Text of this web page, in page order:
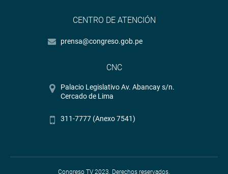
CENTRO DE ATENCIÓN
prensa@congreso.gob.pe
CNC
Palacio Legislativo Av. Abancay s/n.
Cercado de Lima
311-7777 (Anexo 7541)
Congreso TV 2023. Derechos reservados.